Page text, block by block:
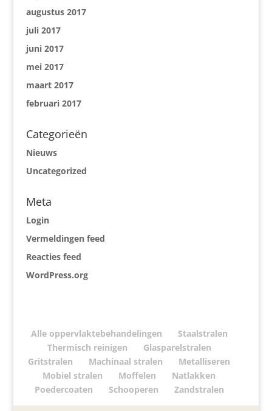
augustus 2017
juli 2017
juni 2017
mei 2017
maart 2017
februari 2017
Categorieën
Nieuws
Uncategorized
Meta
Login
Vermeldingen feed
Reacties feed
WordPress.org
Alle oppervlaktebehandelingen
Staalstralen
Thermisch reinigen
Glasparelstralen
Gritstralen
Machinaal stralen
Metalliseren
Mobiel stralen
Moffelen
Natlakken
Poedercoaten
Schooperen Zandstralen